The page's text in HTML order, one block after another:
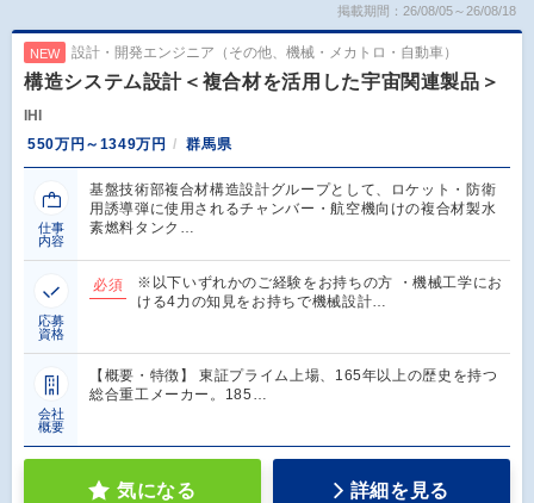
掲載期間：26/08/05～26/08/18
NEW 設計・開発エンジニア（その他、機械・メカトロ・自動車）
構造システム設計＜複合材を活用した宇宙関連製品＞
IHI
550万円～1349万円
群馬県
仕事
内容
基盤技術部複合材構造設計グループとして、ロケット・防衛
用誘導弾に使用されるチャンバー・航空機向けの複合材製水
素燃料タンク…
応募
資格
必須
※以下いずれかのご経験をお持ちの方 ・機械工学にお
ける4力の知見をお持ちで機械設計…
会社
概要
【概要・特徴】 東証プライム上場、165年以上の歴史を持つ
総合重工メーカー。185…
気になる 詳細を見る